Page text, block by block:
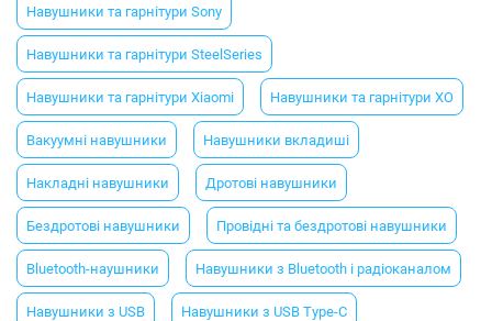
Навушники та гарнітури Sony
Навушники та гарнітури SteelSeries
Навушники та гарнітури Xiaomi Навушники та гарнітури XO
Вакуумні навушники Навушники вкладиші
Накладні навушники Дротові навушники
Бездротові навушники Провідні та бездротові навушники
Bluetooth-наушники Навушники з Bluetooth і радіоканалом
Навушники з USB Навушники з USB Type-C